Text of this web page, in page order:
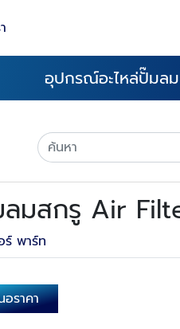
อุปกรณ์อะไหล่ปั๊มล
มสกรู Air
ร์ พาร์ท
อราคา